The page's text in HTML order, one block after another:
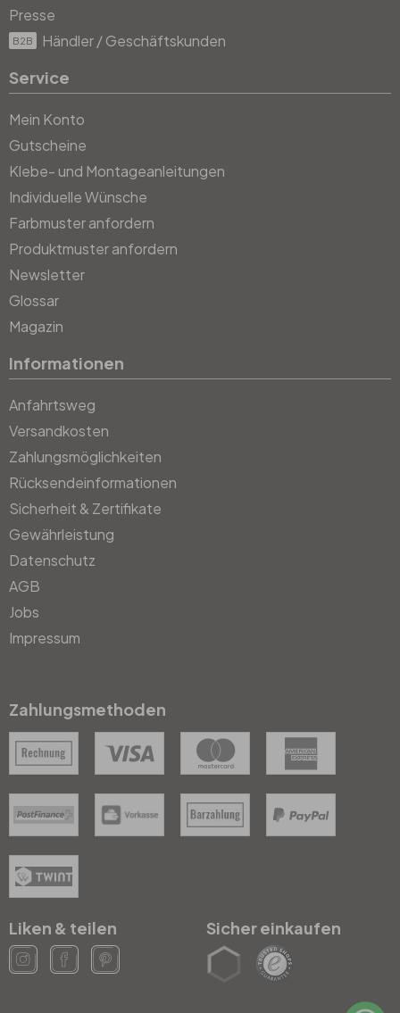
Presse
B2B Händler / Geschäftskunden
Service
Mein Konto
Gutscheine
Klebe- und Montageanleitungen
Individuelle Wünsche
Farbmuster anfordern
Produktmuster anfordern
Newsletter
Glossar
Magazin
Informationen
Anfahrtsweg
Versandkosten
Zahlungsmöglichkeiten
Rücksendeinformationen
Sicherheit & Zertifikate
Gewährleistung
Datenschutz
AGB
Jobs
Impressum
Zahlungsmethoden
Liken & teilen Sicher einkaufen